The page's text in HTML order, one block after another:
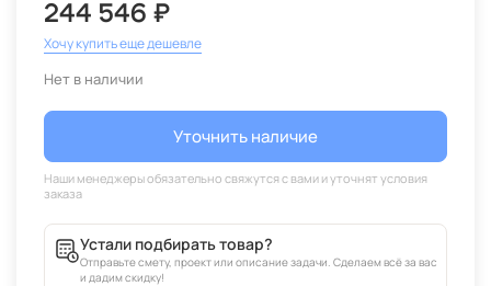
244 546 ₽
Хочу купить еще дешевле
Нет в наличии
Уточнить наличие
Устали подбирать товар?
Отправьте смету, проект или описание задачи. Сделаем всё за вас
и дадим скидку!